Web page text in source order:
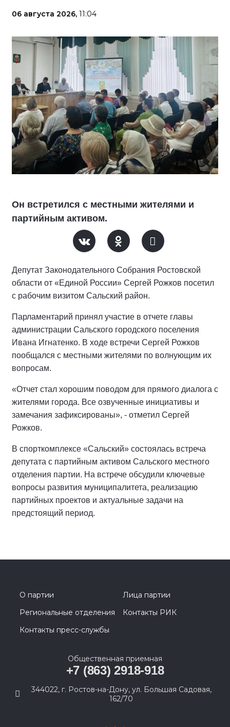
06 августа 2026, 11:04
Он встретился с местными жителями и
партийным активом.
Депутат Законодательного Собрания Ростовской
области от «Единой России» Сергей Рожков посетил
с рабочим визитом Сальский район.
Парламентарий принял участие в отчете главы
администрации Сальского городского поселения
Ивана Игнатенко. В ходе встречи Сергей Рожков
пообщался с местными жителями по волнующим их
вопросам.
«Отчет стал хорошим поводом для прямого диалога с
жителями города. Все озвученные инициативы и
замечания зафиксированы», - отметил Сергей
Рожков.
В спорткомплексе «Сальский» состоялась встреча
депутата с партийным активом Сальского местного
отделения партии. На встрече обсудили ключевые
вопросы развития муниципалитета, реализацию
партийных проектов и актуальные задачи на
предстоящий период.
О партии
Лица партии
Региональные отделения
Контакты РИК
Контакты пресс-службы
Общественная приемная
+7 (863) 2918-918
344022, г. Ростов-на-Дону, ул. Большая Садовая,
162/70